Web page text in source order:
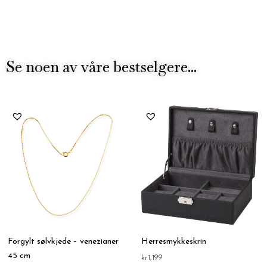
Se noen av våre bestselgere...
Forgylt sølvkjede – venezianer
45 cm
Herresmykkeskrin
kr1,199